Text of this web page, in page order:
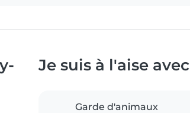
Je suis à l'aise avec
Garde d'animaux